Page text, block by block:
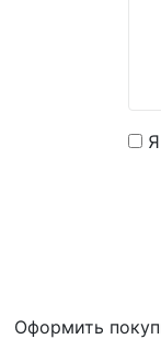
Оформить